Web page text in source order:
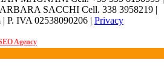
SACCHI Cell. 338 3958219 |
P. IVA 02538090206 | Privacy
Agency